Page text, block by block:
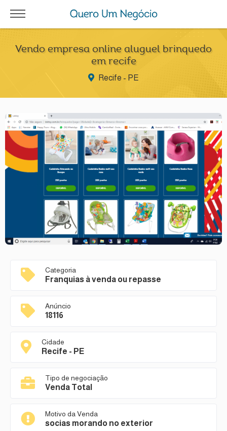
Vendo empresa online aluguel brinquedo
em recife
Recife - PE
Categoria
Franquias à venda ou repasse
Anúncio
18116
Cidade
Recife - PE
Tipo de negociação
Venda Total
Motivo da Venda
socias morando no exterior